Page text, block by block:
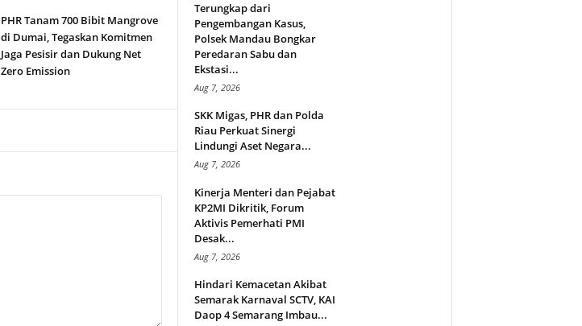
PHR Tanam 700 Bibit Mangrove
di Dumai, Tegaskan Komitmen
Jaga Pesisir dan Dukung Net
Zero Emission
Terungkap dari
Pengembangan Kasus,
Polsek Mandau Bongkar
Peredaran Sabu dan
Ekstasi...
Aug 7, 2026
SKK Migas, PHR dan Polda
Riau Perkuat Sinergi
Lindungi Aset Negara...
Aug 7, 2026
Kinerja Menteri dan Pejabat
KP2MI Dikritik, Forum
Aktivis Pemerhati PMI
Desak...
Aug 7, 2026
Hindari Kemacetan Akibat
Semarak Karnaval SCTV, KAI
Daop 4 Semarang Imbau...